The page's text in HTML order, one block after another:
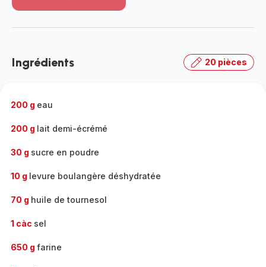
-
gamme
Ingrédients 20 pièces
200 g eau
200 g lait demi-écrémé
30 g sucre en poudre
10 g levure boulangère déshydratée
70 g huile de tournesol
1 càc sel
650 g farine